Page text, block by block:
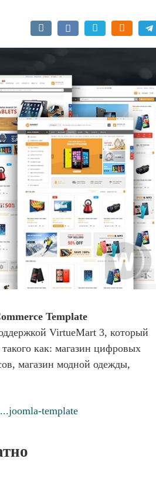
Template
VirtueMart 3, который
как: магазин цифровых
магазин модной одежды,
template